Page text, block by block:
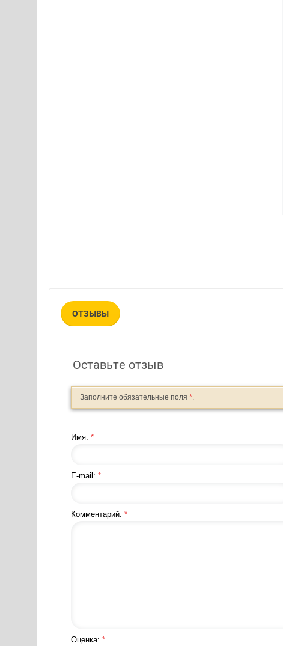
ОТЗЫВЫ
Оставьте отзыв
Заполните обязательные поля *
Имя: *
E-mail: *
Комментарий: *
Оценка: *